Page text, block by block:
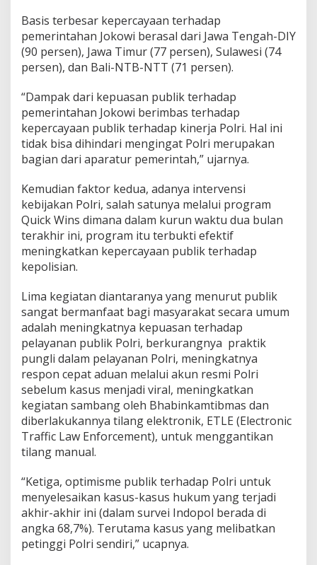
Basis terbesar kepercayaan terhadap
pemerintahan Jokowi berasal dari Jawa Tengah-DIY
(90 persen), Jawa Timur (77 persen), Sulawesi (74
persen), dan Bali-NTB-NTT (71 persen).
“Dampak dari kepuasan publik terhadap
pemerintahan Jokowi berimbas terhadap
kepercayaan publik terhadap kinerja Polri. Hal ini
tidak bisa dihindari mengingat Polri merupakan
bagian dari aparatur pemerintah,” ujarnya.
Kemudian faktor kedua, adanya intervensi
kebijakan Polri, salah satunya melalui program
Quick Wins dimana dalam kurun waktu dua bulan
terakhir ini, program itu terbukti efektif
meningkatkan kepercayaan publik terhadap
kepolisian.
Lima kegiatan diantaranya yang menurut publik
sangat bermanfaat bagi masyarakat secara umum
adalah meningkatnya kepuasan terhadap
pelayanan publik Polri, berkurangnya praktik
pungli dalam pelayanan Polri, meningkatnya
respon cepat aduan melalui akun resmi Polri
sebelum kasus menjadi viral, meningkatkan
kegiatan sambang oleh Bhabinkamtibmas dan
diberlakukannya tilang elektronik, ETLE (Electronic
Traffic Law Enforcement), untuk menggantikan
tilang manual.
“Ketiga, optimisme publik terhadap Polri untuk
menyelesaikan kasus-kasus hukum yang terjadi
akhir-akhir ini (dalam survei Indopol berada di
angka 68,7%). Terutama kasus yang melibatkan
petinggi Polri sendiri,” ucapnya.